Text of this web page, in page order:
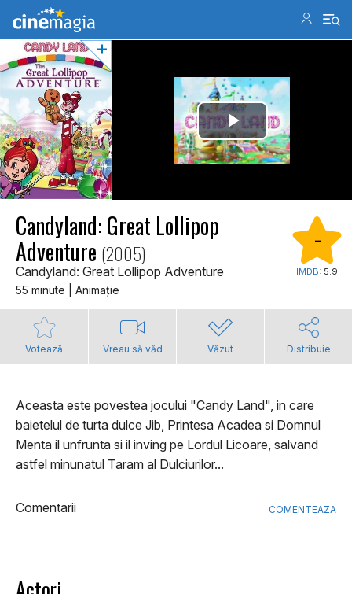
Candyland: Great Lollipop
Adventure (2005)
Candyland: Great Lollipop Adventure
55 minute | Animaţie
-
IMDB: 5.9
Votează Vreau să văd Văzut Distribuie
Aceasta este povestea jocului "Candy Land", in care
baietelul de turta dulce Jib, Printesa Acadea si Domnul
Menta il unfrunta si il inving pe Lordul Licoare, salvand
astfel minunatul Taram al Dulciurilor...
Comentarii COMENTEAZA